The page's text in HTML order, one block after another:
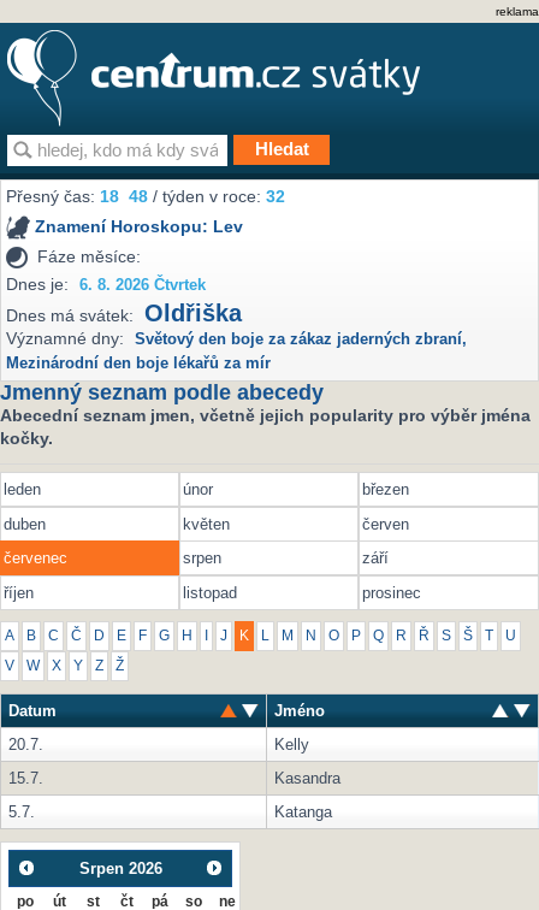
reklama
Přesný čas:18 48 / týden v roce:32
Znamení Horoskopu: Lev
Fáze měsíce:
Dnes je:
6. 8. 2026 Čtvrtek
Dnes má svátek: Oldřiška
Významné dny: Světový den boje za zákaz jaderných zbraní,
Mezinárodní den boje lékařů za mír
Jmenný seznam podle abecedy
Abecední seznam jmen, včetně jejich popularity pro výběr jména
kočky.
leden únor
březen
duben
květen
červen
červenec
srpen
září
říjen
listopad prosinec
A B C Č D E F G H J K L M N O P Q R Ř S Š U
V W X Y Z Ž
Datum
Jméno
20.7.
Kelly
15.7.
Kasandra
5.7.
Katanga
Srpen 2026
po út st čt pá so ne